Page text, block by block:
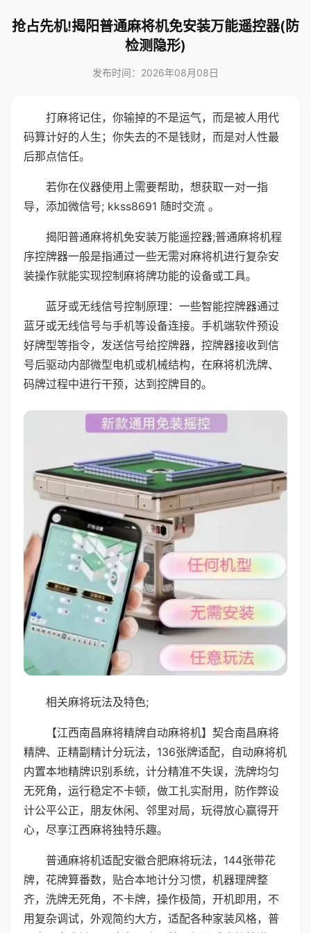
抢占先机!揭阳普通麻将机免安装万能遥控器(防
检测隐形)
发布时间：2026年08月08日
打麻将记住，你输掉的不是运气，而是被人用代
码算计好的人生；你失去的不是钱财，而是对人性最
后那点信任。
若你在仪器使用上需要帮助，想获取一对一指
导，添加微信号; kkss8691 随时交流 。
揭阳普通麻将机免安装万能遥控器;普通麻将机程
序控牌器一般是指通过一些无需对麻将机进行复杂安
装操作就能实现控制麻将牌功能的设备或工具。
蓝牙或无线信号控制原理：一些智能控牌器通过
蓝牙或无线信号与手机等设备连接。手机端软件预设
好牌型等指令，发送信号给控牌器，控牌器接收到信
号后驱动内部微型电机或机械结构，在麻将机洗牌、
码牌过程中进行干预，达到控牌目的。
相关麻将玩法及特色;
【江西南昌麻将精牌自动麻将机】契合南昌麻将
精牌、正精副精计分玩法，136张牌适配，自动麻将机
内置本地精牌识别系统，计分精准不失误，洗牌均匀
无死角，运行稳定不卡顿，做工扎实耐用，防作弊设
计公平公正，朋友休闲、邻里对局，玩得放心赢得开
心，尽享江西麻将独特乐趣。
普通麻将机适配安徽合肥麻将玩法，144张带花
牌，花牌算番数，贴合本地计分习惯，机器理牌整
齐，洗牌无死角，不卡牌，操作极简，开机即用，不
用复杂调试，外观简约大方，适配各种家装风格，普